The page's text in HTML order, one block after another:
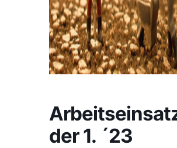
der 1. ´23